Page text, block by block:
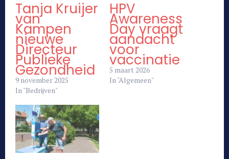
Tanja Kruijer
van
Kampen
nieuwe
Directeur
Publieke
Gezondheid
9 november 2025
In "Bedrijven"
HPV
Awareness
Day vraagt
aandacht
voor
vaccinatie
5 maart 2026
In "Algemeen"